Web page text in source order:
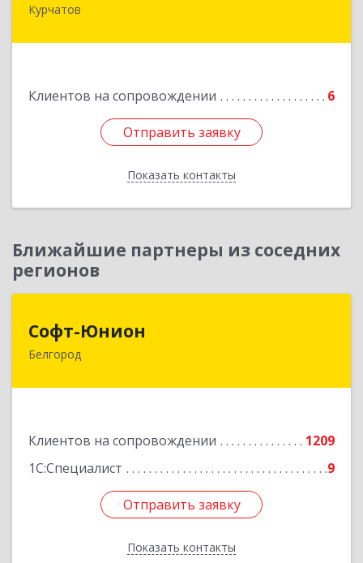
Курчатов
Клиентов на сопровождении 6
Отправить заявку
Показать контакты
Подробнее
Отправить заявку
Назад
Ближайшие партнеры из соседних
регионов
Софт-Юнион
Белгород
Клиентов на сопровождении
1209
1С:Специалист
9
Отправить заявку
Показать контакты
308014, Белгородская обл, Белгород г, Садовая
Отправить заявку
Назад